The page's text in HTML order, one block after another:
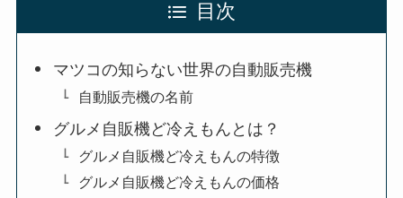
目次
マツコの知らない世界の自動販売機
自動販売機の名前
グルメ自販機ど冷えもんとは？
グルメ自販機ど冷えもんの特徴
グルメ自販機ど冷えもんの価格